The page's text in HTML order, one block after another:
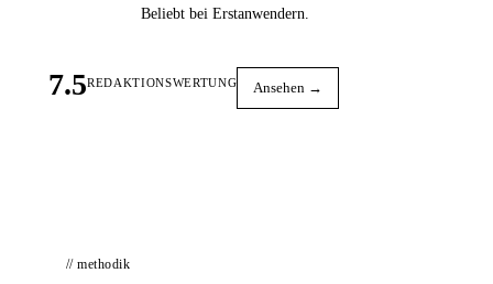
Beliebt bei Erstanwendern.
7.5REDAKTIONSWERTUNG Ansehen →
// methodik